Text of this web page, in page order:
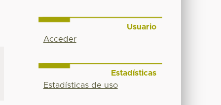
Usuario
Acceder
Estadísticas
Estadísticas de uso